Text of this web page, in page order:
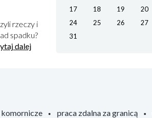
rzeczy i
spadku?
dalej
17
18 19 20
24
25 26 27
31
komornicze praca zdalna za granicą